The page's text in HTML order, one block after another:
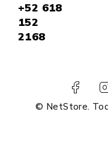
+52 618
152
2168
© NetStore.